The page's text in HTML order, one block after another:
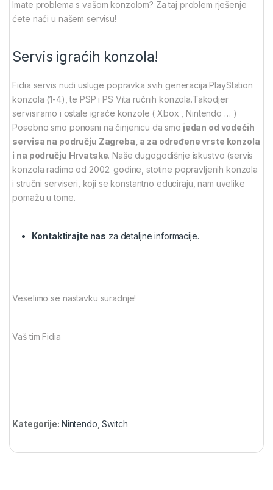
Imate problema s vašom konzolom? Za taj problem rješenje
ćete naći u našem servisu!
Servis igraćih konzola!
Fidia servis nudi usluge popravka svih generacija PlayStation
konzola (1-4), te PSP i PS Vita ručnih konzola.Takodjer
servisiramo i ostale igraće konzole ( Xbox , Nintendo … )
Posebno smo ponosni na činjenicu da smo jedan od vodećih
servisa na području Zagreba, a za određene vrste konzola
i na području Hrvatske. Naše dugogodišnje iskustvo (servis
konzola radimo od 2002. godine, stotine popravljenih konzola
i stručni serviseri, koji se konstantno educiraju, nam uvelike
pomažu u tome.
Kontaktirajte nas za detaljne informacije.
Veselimo se nastavku suradnje!
Vaš tim Fidia
Kategorije: Nintendo ,Switch